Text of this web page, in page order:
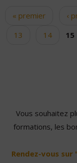
Pages
« premier ‹
13
14 15
Vous souhaitez
formations, les
Rendez-vous sur